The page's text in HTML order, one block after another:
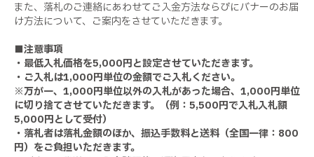
また、落札のご連絡にあわせてご入金方法ならびにバナーのお届
け方法について、ご案内をさせていただきます。
■注意事項
・最低入札価格を5,000円と設定させていただきます。
・ご入札は1,000円単位の金額でご入札ください。
※万が一、 1,000円単位以外の入札があった場合、 1,000円単位
に切り捨てさせていただきます。（例： 5,500円で入札入札額
5,000円として受付）
・落札者は落札金額のほか、振込手数料と送料（全国一律： 800
円）をご負担いただきます。